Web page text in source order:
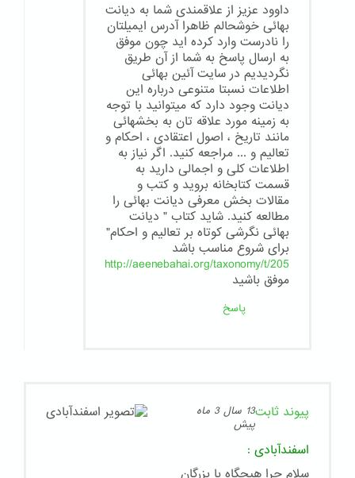
داوود عزیز از علاقمندی شما به دیانت
بهائی خوشحالم ظاهرا آدرس ایمیلتان
را نادرست وارد کرده اید چون موفق
به ارسال پاسخ به شما از آن طریق
نگردیدیم در سایت آئین بهائی
اطلاعات نسبتا متنوعی درباره این
دیانت وجود دارد که میتوانید با توجه
به زمینه مورد علاقه تان به بخشهائی
مانند تاریخ ، اصول اعتقادی ، احکام و
تعالیم و ... مراجعه کنید. اگر نیاز به
اطلاعات کلی و اجمالی دارید به
قسمت کتابخانه بروید و کتب و
مقالات بخش معرفی دیانت بهائی را
مطالعه کنید. شاید کتاب " دیانت
بهائی نگرشی کوتاه بر تعالیم و احکام"
برای شروع مناسب باشد
http://aeenebahai.org/taxonomy/t/205
موفق باشید
پاسخ
پیوند ثابت
13 سال 3 ماه
پیش
اسفندآبادی :
سلام چرا هیچگاه با بزرگان